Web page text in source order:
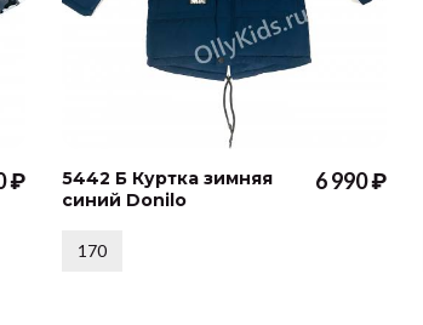
₽
5442 Б Куртка зимняя
синий Donilo
6 990 ₽
170